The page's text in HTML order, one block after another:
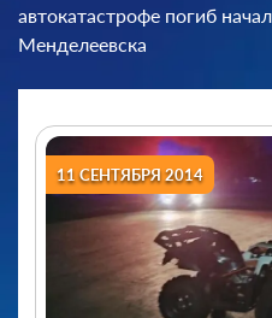
автокатастрофе погиб
Менделеевска
11 СЕНТЯБРЯ 2014